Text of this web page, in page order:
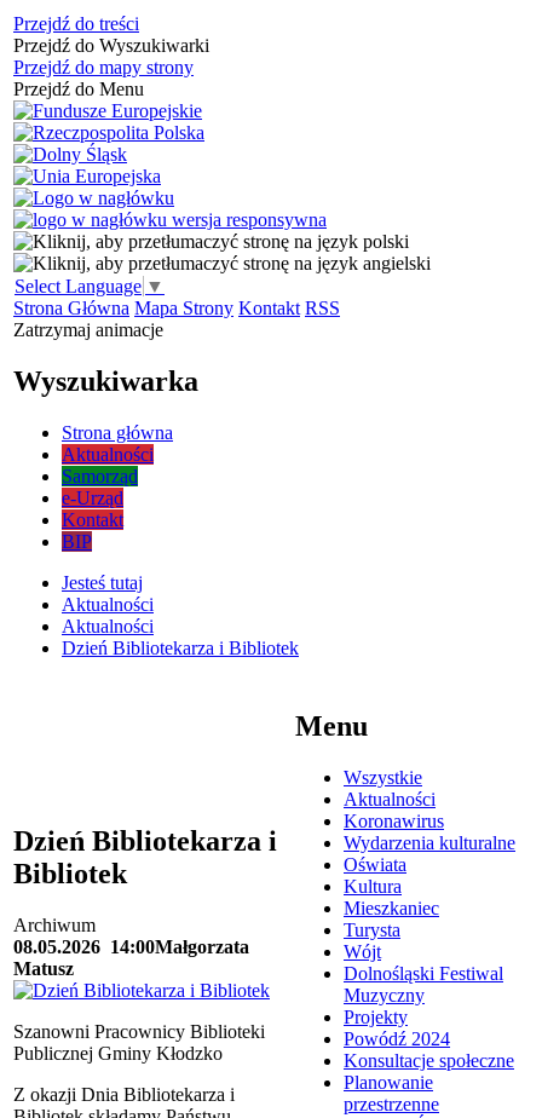
Przejdź do treści
Przejdź do Wyszukiwarki
Przejdź do mapy strony
Przejdź do Menu
Select Language ▼
Strona Główna Mapa Strony Kontakt RSS
Zatrzymaj animacje
Wyszukiwarka
Strona główna
Aktualności
Samorząd
e-Urząd
Kontakt
BIP
Jesteś tutaj
Aktualności
Aktualności
Dzień Bibliotekarza i Bibliotek
Dzień Bibliotekarza i
Bibliotek
Archiwum
08.05.2026 14:00Małgorzata
Matusz
Szanowni Pracownicy Biblioteki
Publicznej Gminy Kłodzko
Z okazji Dnia Bibliotekarza i
Menu
Wszystkie
Aktualności
Koronawirus
Wydarzenia kulturalne
Oświata
Kultura
Mieszkaniec
Turysta
Wójt
Dolnośląski Festiwal
Muzyczny
Projekty
Powódź 2024
Konsultacje społeczne
Planowanie
przestrzenne